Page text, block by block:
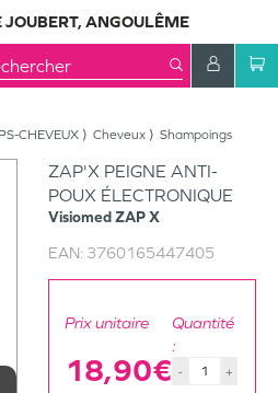
ANGOULÊME
CHEVEUX Cheveux Shampoings
ZAP'X PEIGNE ANTI-
POUX ÉLECTRONIQUE
VisiomedZAP X
EAN: 3760165447405
Prix unitaire
18,90€
Quantité
:
- +